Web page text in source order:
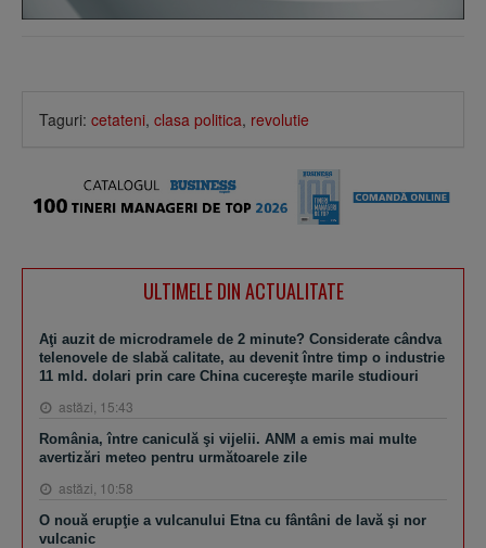
Taguri: cetateni, clasa politica, revolutie
ULTIMELE DIN ACTUALITATE
Aţi auzit de microdramele de 2 minute? Considerate cândva
telenovele de slabă calitate, au devenit între timp o industrie
11 mld. dolari prin care China cucereşte marile studiouri
astăzi, 15:43
România, între caniculă şi vijelii. ANM a emis mai multe
avertizări meteo pentru următoarele zile
astăzi, 10:58
O nouă erupţie a vulcanului Etna cu fântâni de lavă şi nor
vulcanic